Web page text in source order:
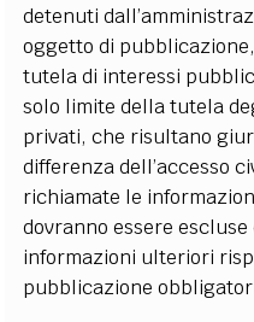
detenuti
oggetto di
tutela di interessi
solo limite della tutela
privati, che risultano
differenza dell’accesso
richiamate le
dovranno essere
informazioni ulteriori
pubblicazione